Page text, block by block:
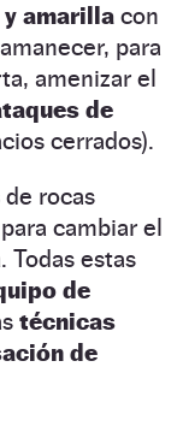
amarilla con
para
amenizar el
de
cerrados).
rocas
cambiar el
Todas estas
de
técnicas
de